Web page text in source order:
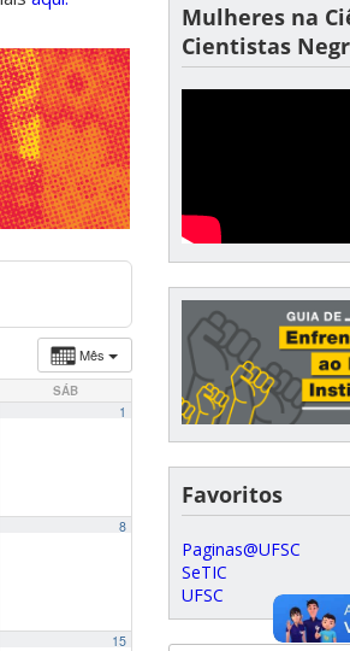
Mês
SÁB
1
8
15
Mulheres na
Cientistas
Favoritos
Paginas@UFSC
SeTIC
UFSC